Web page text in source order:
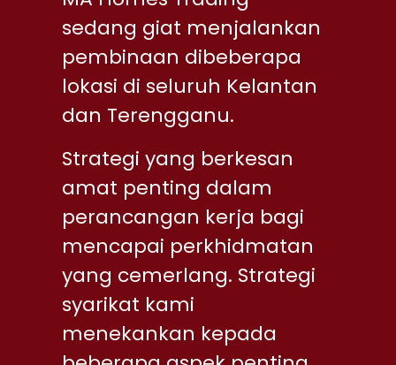
sedang giat menjalankan
pembinaan dibeberapa
lokasi di seluruh Kelantan
dan Terengganu.
Strategi yang berkesan
amat penting dalam
perancangan kerja bagi
mencapai perkhidmatan
yang cemerlang. Strategi
syarikat kami
menekankan kepada